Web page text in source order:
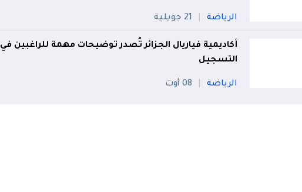
الرياضة 21 جويلية
أكاديمية فياريال الجزائر تُصدر توضيحات مهمة للراغبين في
التسجيل
الرياضة 08 أوت